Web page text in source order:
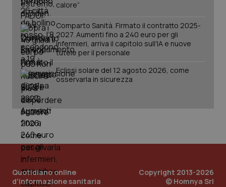
Tiroide
Tumore al seno
Tumore ovarico
Tumori del Polmone & Testa Collo
Tumori gastrointestinali
Ulcera & Reflusso
Vaccini
calore”
Comparto Sanità. Firmato il contratto 2025-
2027. Aumenti fino a 240 euro per gli
infermieri, arriva il capitolo sull'IA e nuove
tutele per il personale
Eclissi solare del 12 agosto 2026, come
osservarla in sicurezza
Quotidiano online
d'informazione sanitaria
Copyright 2013-2026
© Homnya Srl
CookieScriptConsent
CookieScript
www.quotidianosanita.it
tracking-sites-ironfish-
tracking-enable
2